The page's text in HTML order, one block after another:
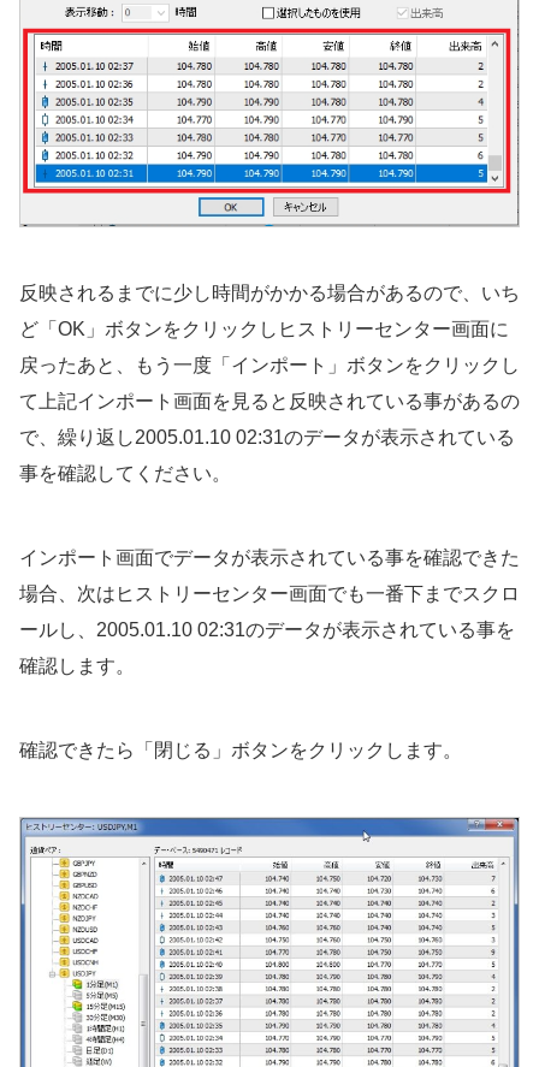
反映されるまでに少し時間がかかる場合があるので、いち
ど「OK」ボタンをクリックしヒストリーセンター画面に
戻ったあと、もう一度「インポート」ボタンをクリックし
て上記インポート画面を見ると反映されている事があるの
で、繰り返し2005.01.10 02:31のデータが表示されている
事を確認してください。
インポート画面でデータが表示されている事を確認できた
場合、次はヒストリーセンター画面でも一番下までスクロ
ールし、2005.01.10 02:31のデータが表示されている事を
確認します。
確認できたら「閉じる」ボタンをクリックします。